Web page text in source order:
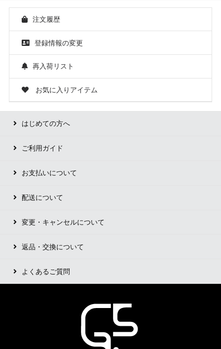
注文履歴
登録情報の変更
再入荷リスト
お気に入りアイテム
はじめての方へ
ご利用ガイド
お支払いについて
配送について
変更・キャンセルについて
返品・交換について
よくあるご質問